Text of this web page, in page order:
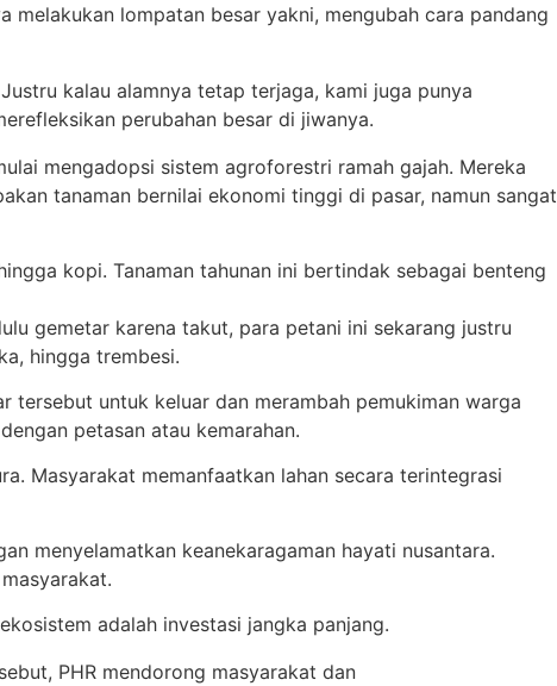
melakukan lompatan besar yakni, mengubah cara pandang
kalau alamnya tetap terjaga, kami juga punya
perubahan besar di jiwanya.
mengadopsi sistem agroforestri ramah gajah. Mereka
tanaman bernilai ekonomi tinggi di pasar, namun sangat
kopi. Tanaman tahunan ini bertindak sebagai benteng
gemetar karena takut, para petani ini sekarang justru
hingga trembesi.
untuk keluar dan merambah pemukiman warga
petasan atau kemarahan.
Masyarakat memanfaatkan lahan secara terintegrasi
menyelamatkan keanekaragaman hayati nusantara.
adalah investasi jangka panjang.
PHR mendorong masyarakat dan